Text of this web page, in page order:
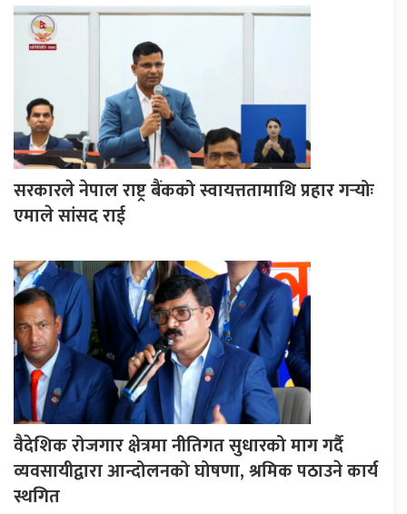
सरकारले नेपाल राष्ट्र बैंकको स्वायत्ततामाथि प्रहार गर्‍योः
एमाले सांसद राई
वैदेशिक रोजगार क्षेत्रमा नीतिगत सुधारको माग गर्दै
व्यवसायीद्वारा आन्दोलनको घोषणा, श्रमिक पठाउने कार्य
स्थगित